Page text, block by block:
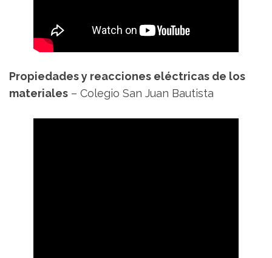
Propiedades y reacciones eléctricas de los
materiales – Colegio San Juan Bautista